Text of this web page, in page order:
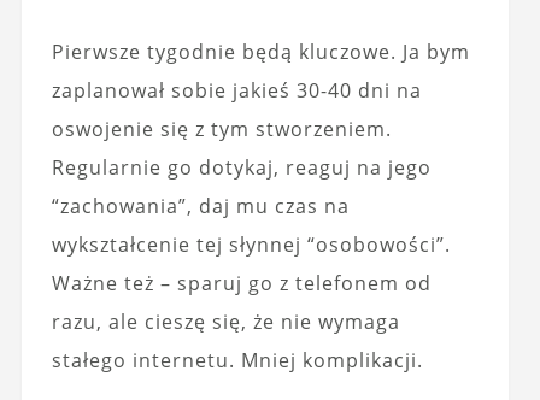
Pierwsze tygodnie będą kluczowe. Ja bym
zaplanował sobie jakieś 30-40 dni na
oswojenie się z tym stworzeniem.
Regularnie go dotykaj, reaguj na jego
“zachowania”, daj mu czas na
wykształcenie tej słynnej “osobowości”.
Ważne też – sparuj go z telefonem od
razu, ale cieszę się, że nie wymaga
stałego internetu. Mniej komplikacji.